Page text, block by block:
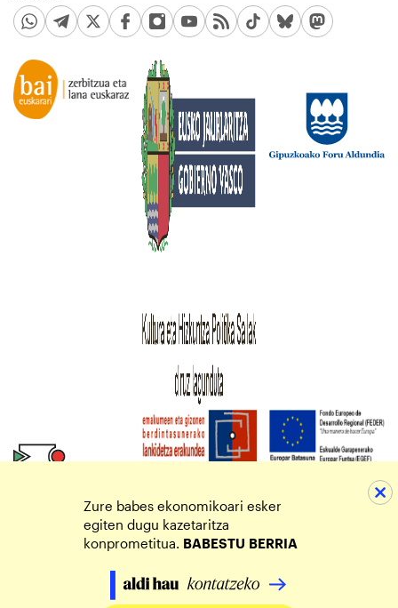
Zure babes ekonomikoari esker
egiten dugu kazetaritza
konprometitua. BABESTU BERRIA